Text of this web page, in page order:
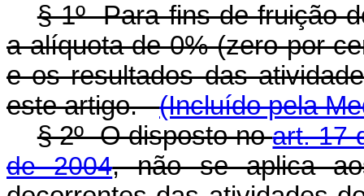
§ 1º Para fins de fruição
a alíquota de 0% (zero por
e os resultados das
este artigo.(Incluído pela
§ 2º O disposto noart. 17
de 2004, não se aplica